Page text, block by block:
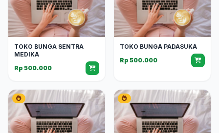
TOKO BUNGA SENTRA
MEDIKA
Rp 500.000
TOKO BUNGA PADASUKA
Rp 500.000